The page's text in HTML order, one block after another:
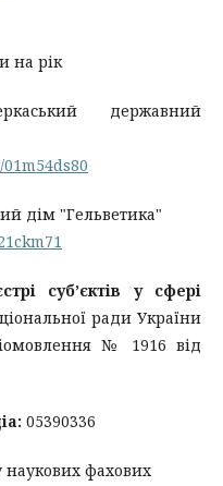
на рік
державний
дім "Гельветика"
суб’єктів у сфері
ради України
№ 1916 від
05390336
фахових